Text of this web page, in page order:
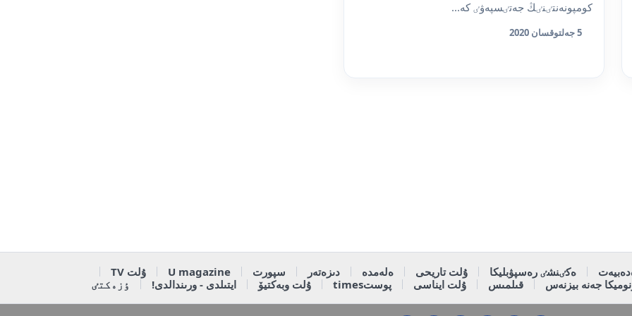
كومپونەنتٸنٸڭ جەتٸسپەۋٸ كە...
5 جەلتوقسان 2020
ەكٸنشٸ رەسپۋبليكا ۇلت تاريحى ەلەمدە دىزەتەر سپورت U magazine
ۇلت TV
جەنە بيزنەس
قىلمىس ۇلت ايناسى پوستtimes ۇلت وبەكتيۆ ايتىلدى - ورىندالدى! ٶزەكتٸ